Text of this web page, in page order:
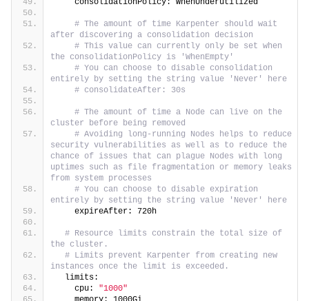
    consolidationPolicy: WhenUnderutilized
# The amount of time Karpenter should wait
after discovering a consolidation decision
# This value can currently only be set when
the consolidationPolicy is 'WhenEmpty'
# You can choose to disable consolidation
entirely by setting the string value 'Never' here
# consolidateAfter: 30s
# The amount of time a Node can live on the
cluster before being removed
# Avoiding long-running Nodes helps to reduce
security vulnerabilities as well as to reduce the
chance of issues that can plague Nodes with long
uptimes such as file fragmentation or memory leaks
from system processes
# You can choose to disable expiration
entirely by setting the string value 'Never' here
    expireAfter: 720h
# Resource limits constrain the total size of
the cluster.
# Limits prevent Karpenter from creating new
instances once the limit is exceeded.
  limits:
    cpu:
"1000"